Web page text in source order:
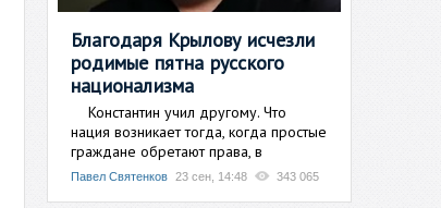
Благодаря Крылову исчезли
родимые пятна русского
национализма
Константин учил другому. Что
нация возникает тогда, когда простые
граждане обретают права, в
Павел Святенков 23 сен, 14:48 343 065